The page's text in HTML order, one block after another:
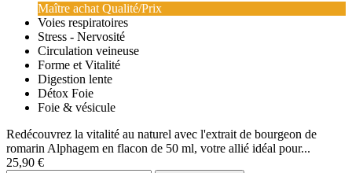
Maître achat Qualité/Prix
Voies respiratoires
Stress - Nervosité
Circulation veineuse
Forme et Vitalité
Digestion lente
Détox Foie
Foie & vésicule
Redécouvrez la vitalité au naturel avec l'extrait de bourgeon de
romarin Alphagem en flacon de 50 ml, votre allié idéal pour...
25,90 €